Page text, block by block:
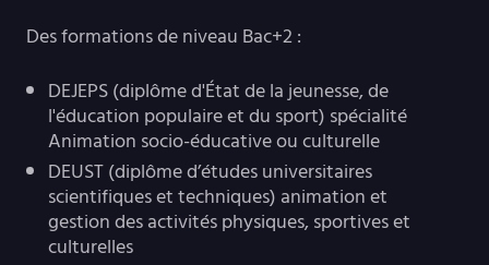
Des formations de niveau Bac+2 :
DEJEPS (diplôme d'État de la jeunesse, de
l'éducation populaire et du sport) spécialité
Animation socio-éducative ou culturelle
DEUST (diplôme d’études universitaires
scientifiques et techniques) animation et
gestion des activités physiques, sportives et
culturelles